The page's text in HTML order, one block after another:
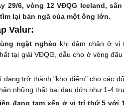
29/6, vòng 12 VĐQG Iceland,
lại bản ngã của một ông lớn.
Valur:
ngặt nghèo khi dậm chân ở vị
tại giải VĐQG, dẫu cho ở vòng
trở thành "kho điểm" cho các
những thất bại đau đớn như 1-4
đang tạm xếp ở vị trí thứ 5 với